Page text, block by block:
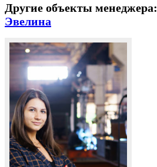
Другие объекты менеджера:
Эвелина